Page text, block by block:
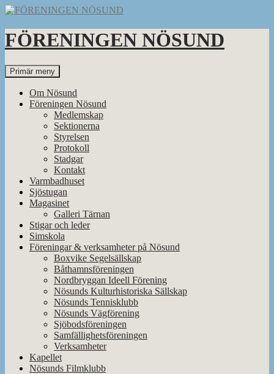
Hoppa
innehåll
FÖRENINGEN NÖSUND
Sök
Primär meny
Om Nösund
Föreningen Nösund
Medlemskap
Sektionerna
Styrelsen
Protokoll
Stadgar
Kontakt
Varmbadhuset
Sjöstugan
Magasinet
Galleri Tärnan
Stigar och leder
Simskola
Föreningar & verksamheter på Nösund
Boxvike Segelsällskap
Båthamnsföreningen
Nordbryggan Ideell Förening
Nösunds Kulturhistoriska Sällskap
Nösunds Tennisklubb
Nösunds Vägförening
Sjöbodsföreningen
Samfällighetsföreningen
Verksamheter
Kapellet
Nösunds Filmklubb